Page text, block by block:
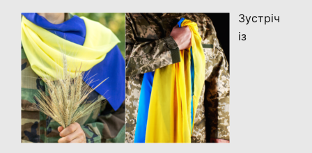
Зустріч
із